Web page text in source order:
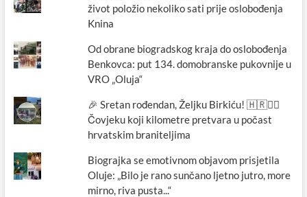
život položio nekoliko sati prije oslobođenja
Knina
Od obrane biogradskog kraja do oslobođenja
Benkovca: put 134. domobranske pukovnije u
VRO „Oluja“
🎉 Sretan rođendan, Željku Birkiću! 🇭🇷🏃‍♂️
Čovjeku koji kilometre pretvara u počast
hrvatskim braniteljima
Biograjka se emotivnom objavom prisjetila
Oluje: „Bilo je rano sunčano ljetno jutro, more
mirno, riva pusta...“